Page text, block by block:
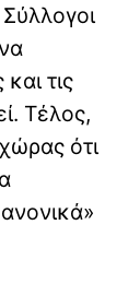
Σύλλογοι
τις
Τέλος,
ότι